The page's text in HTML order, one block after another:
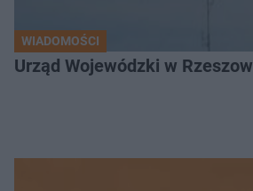
WIADOMOŚCI
Urząd Wojewódzki w